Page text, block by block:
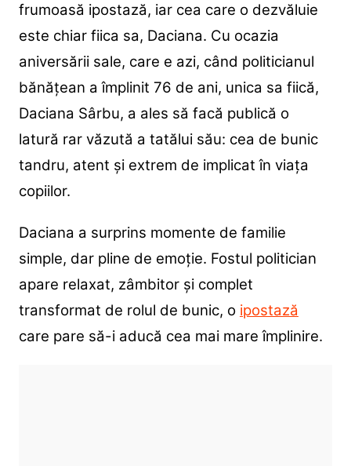
frumoasă ipostază, iar cea care o dezvăluie
este chiar fiica sa, Daciana. Cu ocazia
aniversării sale, care e azi, când politicianul
bănățean a împlinit 76 de ani, unica sa fiică,
Daciana Sârbu, a ales să facă publică o
latură rar văzută a tatălui său: cea de bunic
tandru, atent și extrem de implicat în viața
copiilor.
Daciana a surprins momente de familie
simple, dar pline de emoție. Fostul politician
apare relaxat, zâmbitor și complet
transformat de rolul de bunic, o ipostază
care pare să-i aducă cea mai mare împlinire.